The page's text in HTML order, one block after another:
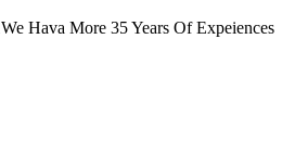
We Hava More 35 Years Of Expeiences